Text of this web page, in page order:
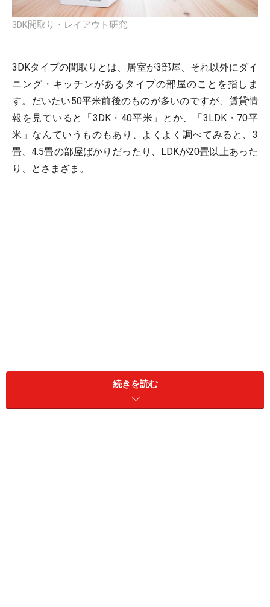
3DK間取り・レイアウト研究
3DKタイプの間取りとは、居室が3部屋、それ以外にダイ
ニング・キッチンがあるタイプの部屋のことを指しま
す。だいたい50平米前後のものが多いのですが、賃貸情
報を見ていると「3DK・40平米」とか、「3LDK・70平
米」なんていうものもあり、よくよく調べてみると、3
畳、4.5畳の部屋ばかりだったり、LDKが20畳以上あった
り、とさまざま。
賃貸では、居室が3部屋あるタイプは、「3K」「3DK」
「3LDK」「3LK」などさまざまな表記がされており、K
続きを読む